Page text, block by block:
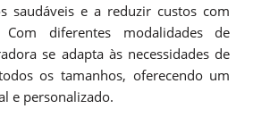
saudáveis e a reduzir custos com
Com diferentes modalidades de
se adapta às necessidades de
os tamanhos, oferecendo um
e personalizado.